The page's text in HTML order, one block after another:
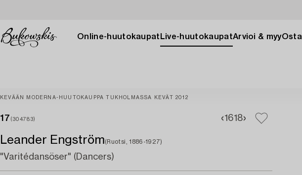
Online-huutokaupat Live-huutokaupatArvioi & myyOsta
KEVÄÄN MODERNA-HUUTOKAUPPA TUKHOLMASSA KEVÄT 2012
17 (304783) 1618
Leander Engström(Ruotsi, 1886-1927)
"Varitédansöser" (Dancers)